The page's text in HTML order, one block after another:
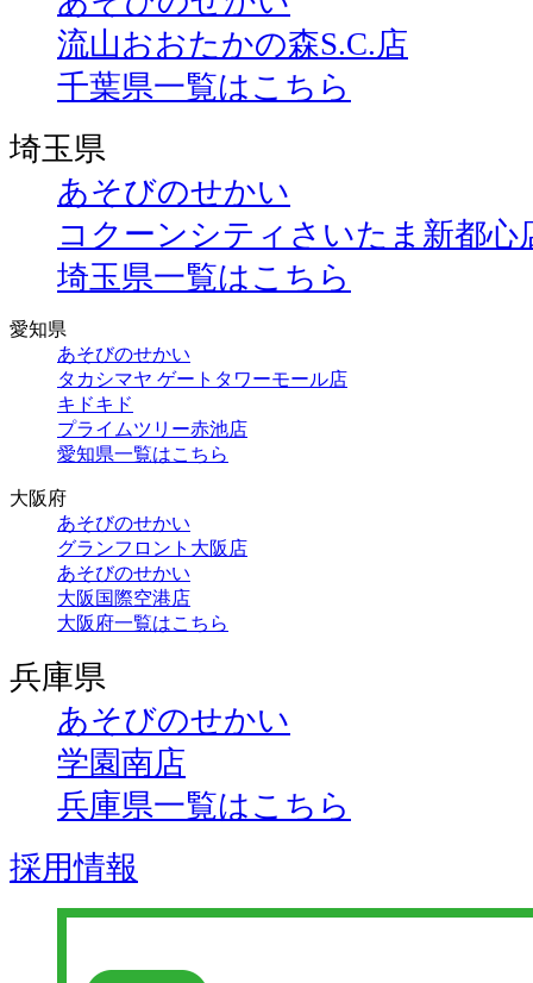
流山おおたかの森S.C.店
千葉県一覧はこちら
埼玉県
あそびのせかい
コクーンシティさいたま新都心
埼玉県一覧はこちら
愛知県
あそびのせかい
タカシマヤ ゲートタワーモール店
キドキド
プライムツリー赤池店
愛知県一覧はこちら
大阪府
あそびのせかい
グランフロント大阪店
あそびのせかい
大阪国際空港店
大阪府一覧はこちら
兵庫県
あそびのせかい
学園南店
兵庫県一覧はこちら
採用情報